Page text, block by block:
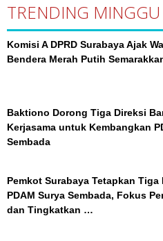
TRENDING
Komisi A DPRD Surabaya Ajak
Bendera Merah Putih
Baktiono Dorong Tiga Direksi
Kerjasama untuk Kembangkan
Sembada
Pemkot Surabaya Tetapkan Tiga
PDAM Surya Sembada, Fokus
dan Tingkatkan …